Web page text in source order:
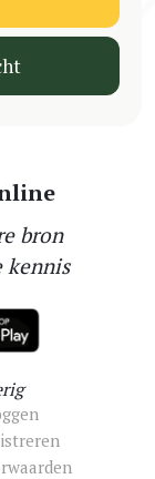
bron
kennis